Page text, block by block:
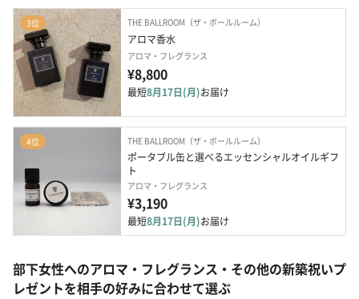
3位 THE BALLROOM（ザ・ボールルーム）
アロマ香水
アロマ・フレグランス
¥8,800
最短8月17日(月)お届け
4位 THE BALLROOM（ザ・ボールルーム）
ポータブル缶と選べるエッセンシャルオイルギフ
ト
アロマ・フレグランス
¥3,190
最短8月17日(月)お届け
部下女性へのアロマ・フレグランス・その他の新築祝いプ
レゼントを相手の好みに合わせて選ぶ